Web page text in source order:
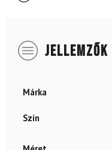
JELLEMZŐK
Márka
Szín